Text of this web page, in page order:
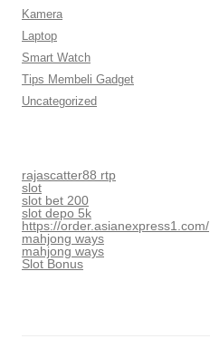
Kamera
Laptop
Smart Watch
Tips Membeli Gadget
Uncategorized
rajascatter88 rtp
slot
slot bet 200
slot depo 5k
https://order.asianexpress1.com/
mahjong ways
mahjong ways
Slot Bonus